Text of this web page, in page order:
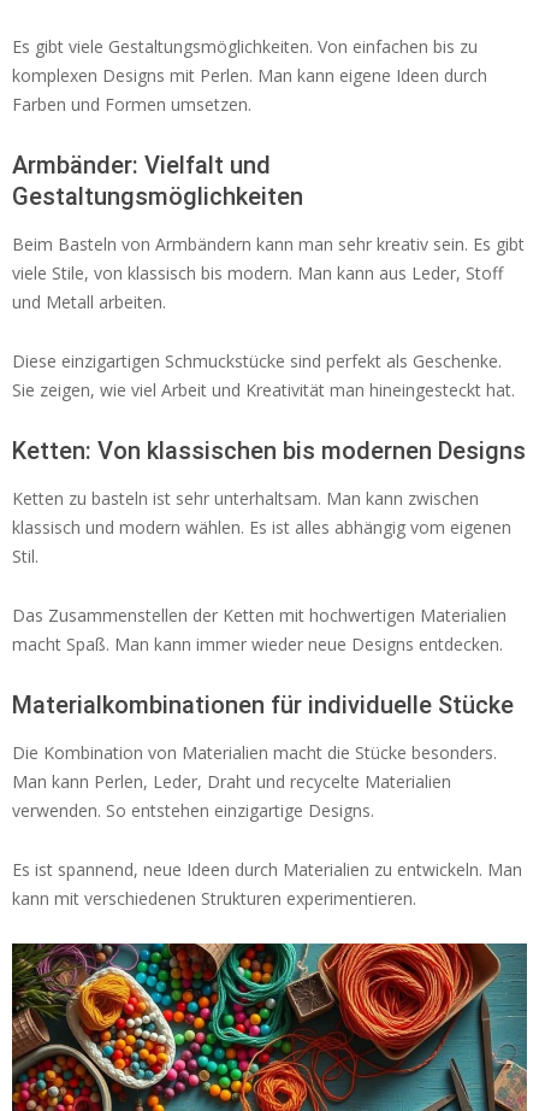
Es gibt viele Gestaltungsmöglichkeiten. Von einfachen bis zu
komplexen Designs mit Perlen. Man kann eigene Ideen durch
Farben und Formen umsetzen.
Armbänder: Vielfalt und
Gestaltungsmöglichkeiten
Beim Basteln von Armbändern kann man sehr kreativ sein. Es gibt
viele Stile, von klassisch bis modern. Man kann aus Leder, Stoff
und Metall arbeiten.
Diese einzigartigen Schmuckstücke sind perfekt als Geschenke.
Sie zeigen, wie viel Arbeit und Kreativität man hineingesteckt hat.
Ketten: Von klassischen bis modernen Designs
Ketten zu basteln ist sehr unterhaltsam. Man kann zwischen
klassisch und modern wählen. Es ist alles abhängig vom eigenen
Stil.
Das Zusammenstellen der Ketten mit hochwertigen Materialien
macht Spaß. Man kann immer wieder neue Designs entdecken.
Materialkombinationen für individuelle Stücke
Die Kombination von Materialien macht die Stücke besonders.
Man kann Perlen, Leder, Draht und recycelte Materialien
verwenden. So entstehen einzigartige Designs.
Es ist spannend, neue Ideen durch Materialien zu entwickeln. Man
kann mit verschiedenen Strukturen experimentieren.